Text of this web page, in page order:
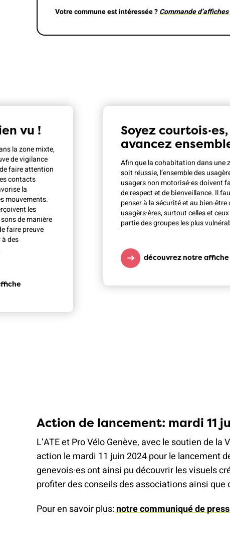
Votre commune est intéressée ?Commande
vu !
la zone mixte,
de vigilance
faire attention
contacts
la
mouvements.
les
de manière
faire preuve
des
Soyez courtois·es,
avancez
Afin que la cohabitation dans une
soit réussie, l’ensemble des
usagers non motorisé·es doivent
de respect et de bienveillance. Il
penser à la sécurité et au bien-être
usagèrs·ères, surtout celles et
partie des groupes les plus
découvrez notre affiche
Action de lancement: mardi 11
L’ATE et Pro Vélo Genève, avec le soutien de la
action le mardi 11 juin 2024 pour le lancement
genevois·es ont ainsi pu découvrir les visuels
profiter des conseils des associations ainsi que
Pour en savoir plus:notre communiqué de